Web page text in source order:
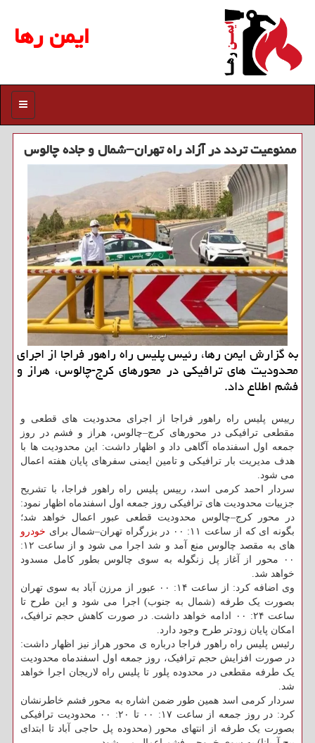
ایمن رها
منو
ممنوعیت تردد در آزاد راه تهران–شمال و جاده چالوس
به گزارش ایمن رها، رئیس پلیس راه راهور فراجا از اجرای
محدودیت های ترافیکی در محورهای کرج-چالوس، هراز و
فشم اطلاع داد.
رییس پلیس راه راهور فراجا از اجرای محدودیت های قطعی و
مقطعی ترافیکی در محورهای کرج–چالوس، هراز و فشم در روز
جمعه اول اسفندماه آگاهی داد و اظهار داشت: این محدودیت ها با
هدف مدیریت بار ترافیکی و تامین ایمنی سفرهای پایان هفته اعمال
می شود.
سردار احمد کرمی اسد، رییس پلیس راه راهور فراجا، با تشریح
جزییات محدودیت های ترافیکی روز جمعه اول اسفندماه اظهار نمود:
در محور کرج–چالوس محدودیت قطعی عبور اعمال خواهد شد؛
بگونه ای که از ساعت ۱۱: ۰۰ در بزرگراه تهران–شمال برای
خودرو
های به مقصد چالوس منع آمد و شد اجرا می شود و از ساعت ۱۲:
۰۰ محور از آغاز پل زنگوله به سوی چالوس بطور کامل مسدود
خواهد شد.
وی اضافه کرد: از ساعت ۱۴: ۰۰ عبور از مرزن آباد به سوی تهران
بصورت یک طرفه (شمال به جنوب) اجرا می شود و این طرح تا
ساعت ۲۴: ۰۰ ادامه خواهد داشت. در صورت کاهش حجم ترافیک،
امکان پایان زودتر طرح وجود دارد.
رئیس پلیس راه راهور فراجا درباره ی محور هراز نیز اظهار داشت:
در صورت افزایش حجم ترافیک، روز جمعه اول اسفندماه محدودیت
یک طرفه مقطعی در محدوده پلور تا پلیس راه لاریجان اجرا خواهد
شد.
سردار کرمی اسد همین طور ضمن اشاره به محور فشم خاطرنشان
کرد: در روز جمعه از ساعت ۱۷: ۰۰ تا ۲۰: ۰۰ محدودیت ترافیکی
بصورت یک طرفه از انتهای محور (محدوده پل حاجی آباد تا ابتدای